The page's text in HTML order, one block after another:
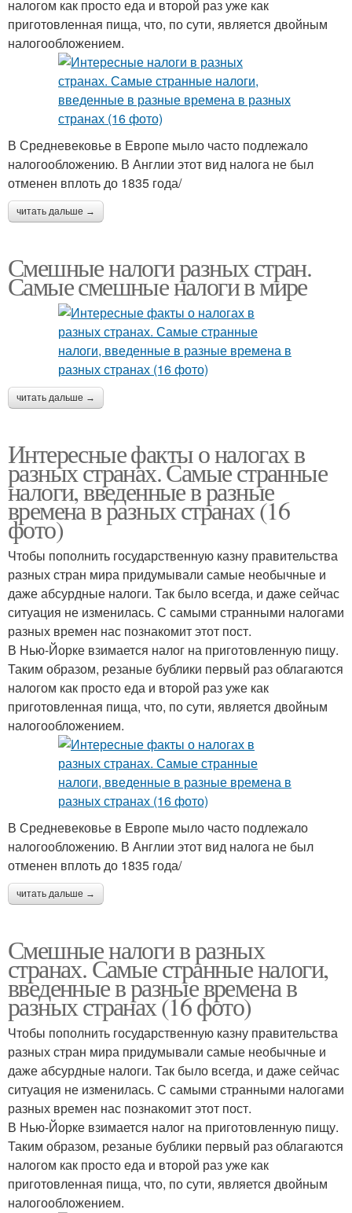
налогом как просто еда и второй раз уже как
приготовленная пища, что, по сути, является двойным
налогообложением.
В Средневековье в Европе мыло часто подлежало
налогообложению. В Англии этот вид налога не был
отменен вплоть до 1835 года/
читать дальше →
Смешные налоги разных стран.
Самые смешные налоги в мире
читать дальше →
Интересные факты о налогах в
разных странах. Самые странные
налоги, введенные в разные
времена в разных странах (16
фото)
Чтобы пополнить государственную казну правительства
разных стран мира придумывали самые необычные и
даже абсурдные налоги. Так было всегда, и даже сейчас
ситуация не изменилась. С самыми странными налогами
разных времен нас познакомит этот пост.
В Нью-Йорке взимается налог на приготовленную пищу.
Таким образом, резаные бублики первый раз облагаются
налогом как просто еда и второй раз уже как
приготовленная пища, что, по сути, является двойным
налогообложением.
В Средневековье в Европе мыло часто подлежало
налогообложению. В Англии этот вид налога не был
отменен вплоть до 1835 года/
читать дальше →
Смешные налоги в разных
странах. Самые странные налоги,
введенные в разные времена в
разных странах (16 фото)
Чтобы пополнить государственную казну правительства
разных стран мира придумывали самые необычные и
даже абсурдные налоги. Так было всегда, и даже сейчас
ситуация не изменилась. С самыми странными налогами
разных времен нас познакомит этот пост.
В Нью-Йорке взимается налог на приготовленную пищу.
Таким образом, резаные бублики первый раз облагаются
налогом как просто еда и второй раз уже как
приготовленная пища, что, по сути, является двойным
налогообложением.